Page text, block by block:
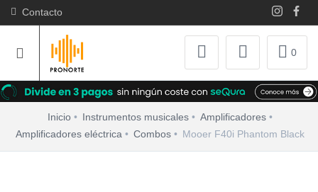
Contacto
0
Inicio Instrumentos musicales
Amplificadores
Amplificadores eléctrica
Combos Mooer F40i Phantom Black